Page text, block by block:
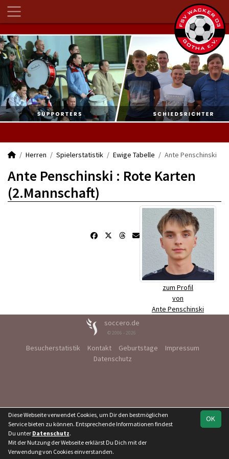
Herren Spielerstatistik Ewige Tabelle Ante Penschinski
Ante Penschinski : Rote Karten
(2.Mannschaft)
zum Profil
von
Ante Penschinski
soccero.de
© 2006 - 2026
Besucherstatistik Kontakt Geburtstage
Impressum
Datenschutz
OK
Diese Webseite verwendet Cookies, um Dir den bestmöglichen
Service bieten zu können. Entsprechende Informationen findest
Du unter Datenschutz.
Mit der Nutzung der Webseite erklärst Du Dich mit der
Verwendung von Cookies einverstanden.